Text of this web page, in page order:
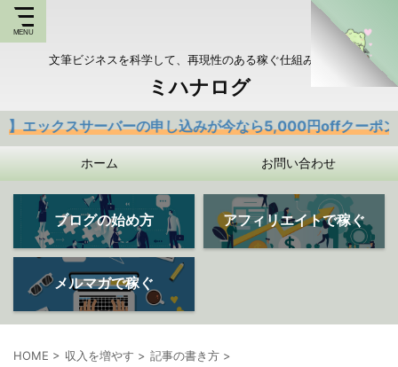
文筆ビジネスを科学して、再現性のある稼ぐ仕組みを持つ
ミハナログ
ーバーの申し込みが今なら5,000円offクーポンあり
ホーム お問い合わせ
ブログの始め方 アフィリエイトで稼ぐ
メルマガで稼ぐ
HOME > 収入を増やす > 記事の書き方 >